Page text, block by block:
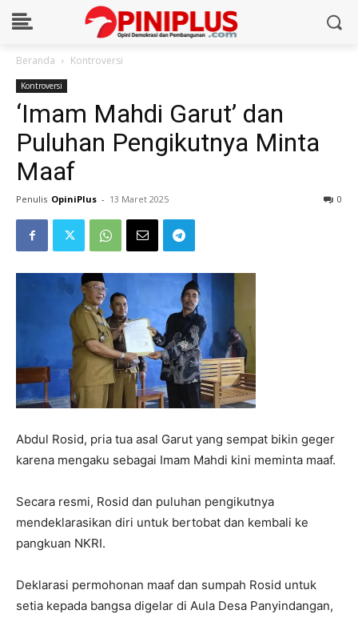
Beranda Kontroversi
Kontroversi
‘Imam Mahdi Garut’ dan
Puluhan Pengikutnya Minta
Maaf
Penulis OpiniPlus - 13 Maret 2025 0
Abdul Rosid, pria tua asal Garut yang sempat bikin geger
karena mengaku sebagai Imam Mahdi kini meminta maaf.
Secara resmi, Rosid dan puluhan pengikutnya
mendeklarasikan diri untuk bertobat dan kembali ke
pangkuan NKRI.
Deklarasi permohonan maaf dan sumpah Rosid untuk
setia kepada bangsa digelar di Aula Desa Panyindangan,